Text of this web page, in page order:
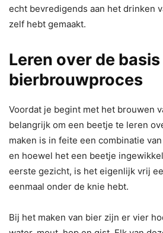
echt bevredigends aan het drinken
zelf hebt gemaakt.
Leren over de
bierbrouwproces
Voordat je begint met het brouwen
belangrijk om een beetje te leren
maken is in feite een combinatie
en hoewel het een beetje
eerste gezicht, is het eigenlijk vrij
eenmaal onder de knie hebt.
Bij het maken van bier zijn er vier